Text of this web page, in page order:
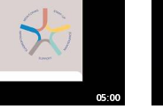
05:00